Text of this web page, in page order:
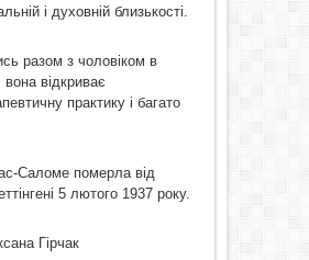
і духовній близькості.
разом з чоловіком в
вона відкриває
практику і багато
Саломе померла від
5 лютого 1937 року.
Гірчак